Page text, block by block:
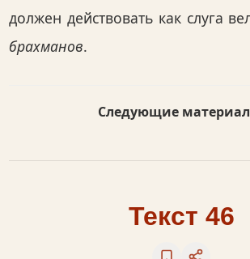
должен действовать как слуга
брахманов.
Следующие
Текст 46